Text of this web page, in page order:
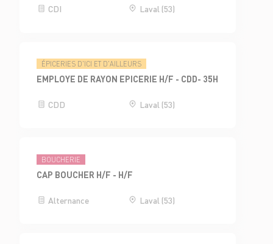
CDI Laval (53)
ÉPICERIES D'ICI ET D'AILLEURS
EMPLOYE DE RAYON EPICERIE H/F - CDD- 35H
CDD Laval (53)
BOUCHERIE
CAP BOUCHER H/F - H/F
Alternance Laval (53)